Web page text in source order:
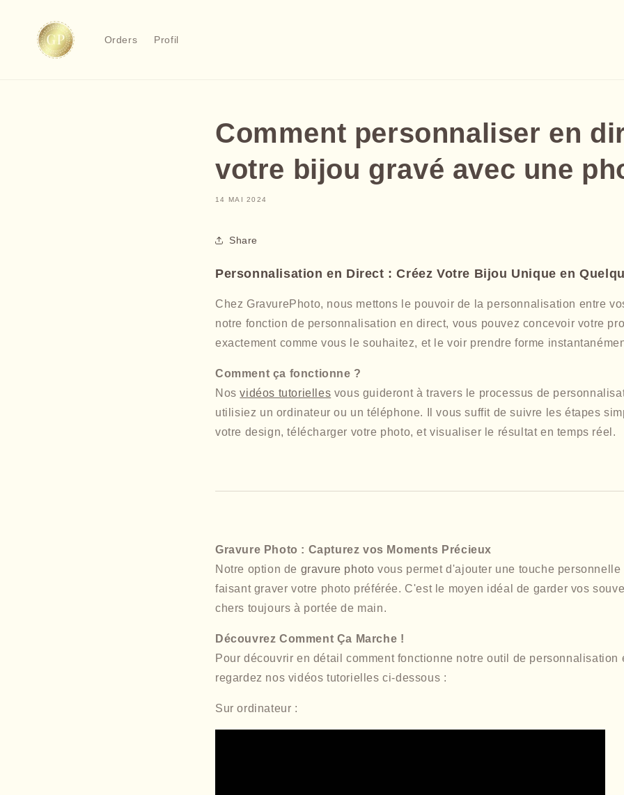
contenu
Orders Profil
Comment personnaliser en
votre bijou gravé avec une
14 MAI 2024
Share
Personnalisation en Direct : Créez Votre Bijou Unique en
Chez GravurePhoto, nous mettons le pouvoir de la personnalisation entre
notre fonction de personnalisation en direct, vous pouvez concevoir votre
exactement comme vous le souhaitez, et le voir prendre forme
Comment ça fonctionne ?
Nosvidéos tutorielles vous guideront à travers le processus de
utilisiez un ordinateur ou un téléphone. Il vous suffit de suivre les étapes
votre design, télécharger votre photo, et visualiser le résultat en temps réel.
Gravure Photo : Capturez vos Moments Précieux
Notre option de gravure photo vous permet d'ajouter une touche
faisant graver votre photo préférée. C'est le moyen idéal de garder vos
chers toujours à portée de main.
Découvrez Comment Ça Marche !
Pour découvrir en détail comment fonctionne notre outil de personnalisation
regardez nos vidéos tutorielles ci-dessous :
Sur ordinateur :